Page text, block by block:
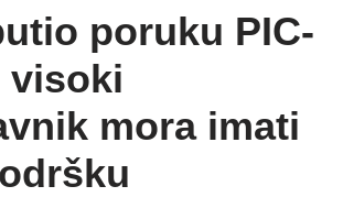
poruku PIC-
visoki
mora imati